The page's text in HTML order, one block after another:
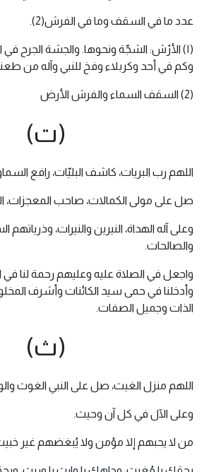
عدد ما في السقف وما في الفرش(2).
(١) الأرْش: الشجّة ونحوها. والجشة الجرح في
وكم في أحد وكربلاء وفخ للنبي وآله من
(2) السقف السماء والفرش الأرض
(ت)
اللهم رب البريات، كاشف البليّات، رافع
صل على مولى الكمالات، صاحب المعجزات،
وعلى آله الهداة، النيرين والنيرات، وذرياتهم
والصالحات.
واجعل في الصلاة عليه وعليهم رحمة لنا في
وأدخلنا في حمى سيد الكائنات وأشرف
الذات وجميل الصفات.
(ث)
اللهم منزل الغيث، صل على النبي الغوث
وعلى الآل في كل آن وحيث.
من لا يحبهم إلا مؤمن ولا يُبغضهم غير